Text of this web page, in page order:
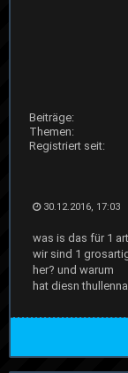
Beiträge:
Themen:
Registriert seit:
30.12.2016, 17:03
was is das für 1
wir sind 1
her? und warum
hat diesn